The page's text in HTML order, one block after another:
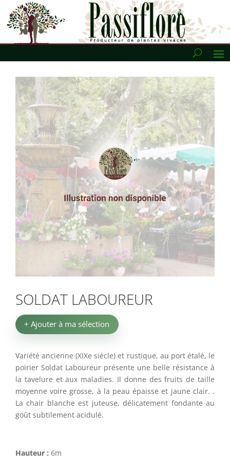
SOLDAT LABOUREUR
+ Ajouter à ma sélection
Variété ancienne (XIXe siècle) et rustique, au port étalé, le
poirier Soldat Laboureur présente une belle résistance à
la tavelure et aux maladies. Il donne des fruits de taille
moyenne voire grosse, à la peau épaisse et jaune clair. .
La chair blanche est juteuse, délicatement fondante au
goût subtilement acidulé.
Hauteur : 6m